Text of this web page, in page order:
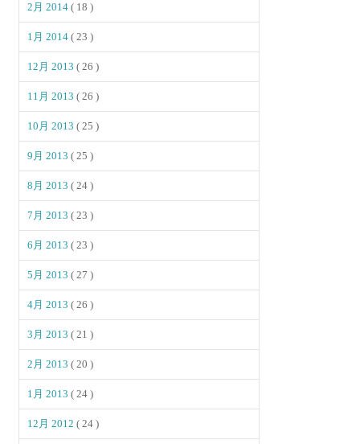
2月 2014( 18 )
1月 2014( 23 )
12月 2013( 26 )
11月 2013( 26 )
10月 2013( 25 )
9月 2013( 25 )
8月 2013( 24 )
7月 2013( 23 )
6月 2013( 23 )
5月 2013( 27 )
4月 2013( 26 )
3月 2013( 21 )
2月 2013( 20 )
1月 2013( 24 )
12月 2012( 24 )